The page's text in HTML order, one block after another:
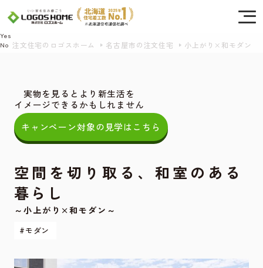
注文住宅のロゴスホーム 名古屋市の注文住宅 小上がり×和モダン
実物を見るとより新生活を
イメージできるかもしれません
キャンペーン対象の見学はこちら
空間を切り取る、和室のある
暮らし
～小上がり×和モダン～
#モダン
Cookie を使用して、お客様の活動を追跡してもよろしいですか? 当社ではお客様の
プライバシーを極めて重視しています。詳細について、およびご質問がある場合
は、当社のプライバシーポリシーをご覧ください。
Yes
No